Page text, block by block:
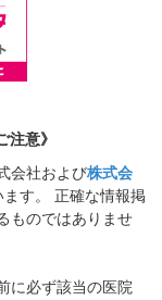
注意》
会社および株式会
す。 正確な情報掲
ものではありませ
に必ず該当の医院